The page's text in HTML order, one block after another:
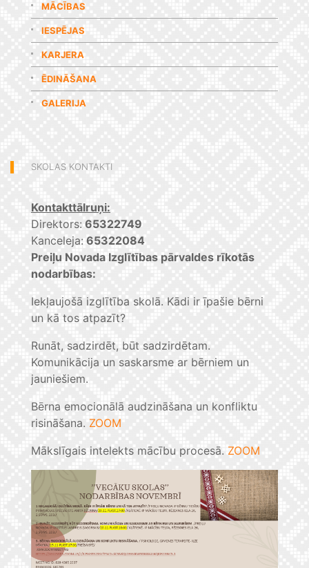
MĀCĪBAS
IESPĒJAS
KARJERA
ĒDINĀŠANA
GALERIJA
SKOLAS KONTAKTI
Kontakttālruņi:
Direktors: 65322749
Kanceleja: 65322084
Preiļu Novada Izglītības pārvaldes rīkotās
nodarbības:
Iekļaujošā izglītība skolā. Kādi ir īpašie bērni
un kā tos atpazīt?
Runāt, sadzirdēt, būt sadzirdētam.
Komunikācija un saskarsme ar bērniem un
jauniešiem.
Bērna emocionālā audzināšana un konfliktu
risināšana. ZOOM
Mākslīgais intelekts mācību procesā. ZOOM